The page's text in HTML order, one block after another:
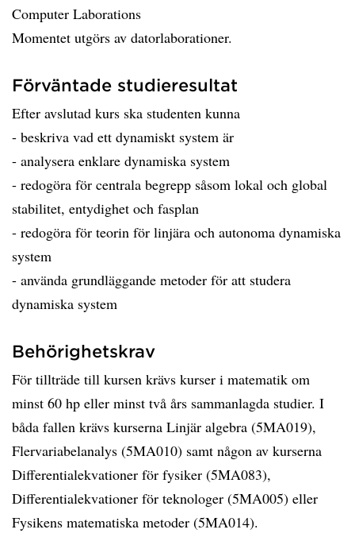
Computer Laborations
Momentet utgörs av datorlaborationer.
Förväntade studieresultat
Efter avslutad kurs ska studenten kunna
- beskriva vad ett dynamiskt system är
- analysera enklare dynamiska system
- redogöra för centrala begrepp såsom lokal och global
stabilitet, entydighet och fasplan
- redogöra för teorin för linjära och autonoma dynamiska
system
- använda grundläggande metoder för att studera
dynamiska system
Behörighetskrav
För tillträde till kursen krävs kurser i matematik om
minst 60 hp eller minst två års sammanlagda studier. I
båda fallen krävs kurserna Linjär algebra (5MA019),
Flervariabelanalys (5MA010) samt någon av kurserna
Differentialekvationer för fysiker (5MA083),
Differentialekvationer för teknologer (5MA005) eller
Fysikens matematiska metoder (5MA014).